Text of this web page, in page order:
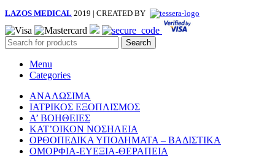
LAZOS MEDICAL 2019 | CREATED BY
Search
Menu
Categories
ΑΝΑΛΩΣΙΜΑ
ΙΑΤΡΙΚΟΣ ΕΞΟΠΛΙΣΜΟΣ
Α’ ΒΟΗΘΕΙΕΣ
ΚΑΤ’ΟΙΚΟΝ ΝΟΣΗΛΕΙΑ
ΟΡΘΟΠΕΔΙΚΑ ΥΠΟΔΗΜΑΤΑ – ΒΑΔΙΣΤΙΚΑ
ΟΜΟΡΦΙΑ-ΕΥΕΞΙΑ-ΘΕΡΑΠΕΙΑ